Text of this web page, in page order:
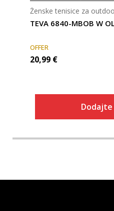
TEVA 6840-MBOB W
Ženske tenisice za
OFFER
20,99 €
Dodajte